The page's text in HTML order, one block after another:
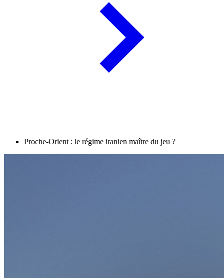
Proche-Orient : le régime iranien maître du jeu ?